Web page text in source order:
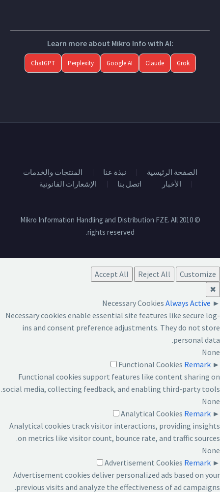
Learn more about Mikro Info with AI:
ChatGPT Perplexity Google AI Claude Grok
الصفحة الرئيسية نبذة عنا
المنتجات والخدمات
الأخبار
اتصل بنا الإشعارات القانونية
© 2010 Mikro Information Handling and Distribution FZE. All
rights reserved.
Customize
Reject All
Accept All
✖
►
Necessary Cookies Always Active
Necessary cookies enable essential site features like secure log-
ins and consent preference adjustments. They do not store
personal data.
None
►
Functional Cookies Remark
Functional cookies support features like content sharing on
social media, collecting feedback, and enabling third-party tools.
None
►
Analytical Cookies Remark
Analytical cookies track visitor interactions, providing insights
on metrics like visitor count, bounce rate, and traffic sources.
None
►
Advertisement Cookies Remark
Advertisement cookies deliver personalized ads based on your
previous visits and analyze the effectiveness of ad campaigns.